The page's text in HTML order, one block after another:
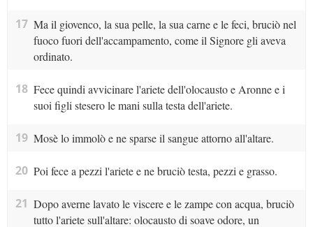
17 Ma il giovenco, la sua pelle, la sua carne e le feci, bruciò nel
fuoco fuori dell'accampamento, come il Signore gli aveva
ordinato.
18 Fece quindi avvicinare l'ariete dell'olocausto e Aronne e i
suoi figli stesero le mani sulla testa dell'ariete.
19 Mosè lo immolò e ne sparse il sangue attorno all'altare.
20 Poi fece a pezzi l'ariete e ne bruciò testa, pezzi e grasso.
21 Dopo averne lavato le viscere e le zampe con acqua, bruciò
tutto l'ariete sull'altare: olocausto di soave odore, un